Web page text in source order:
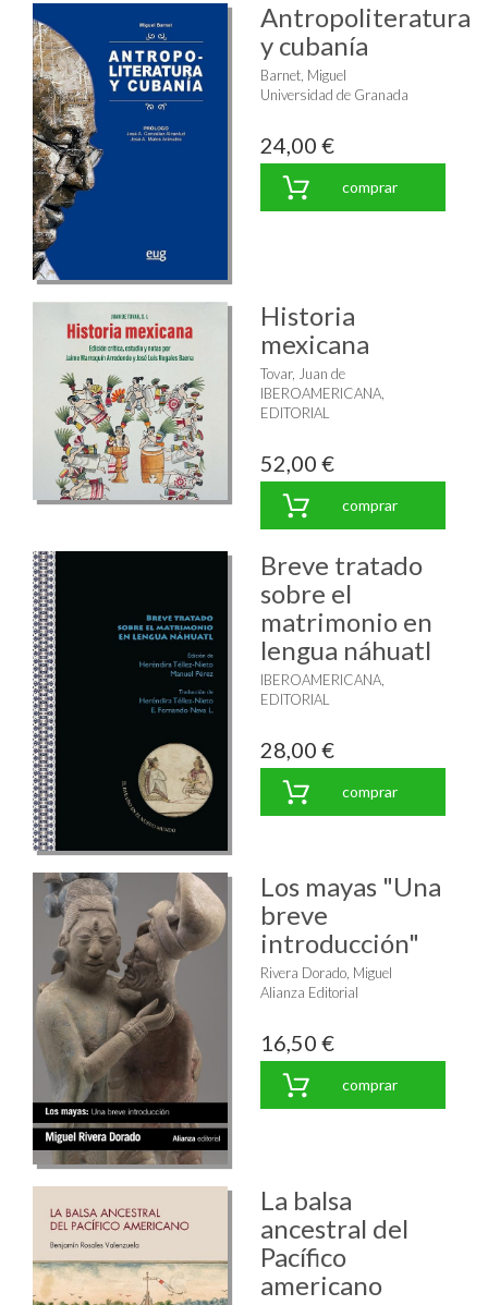
Antropoliteratura
y cubanía
Barnet, Miguel
Universidad de Granada
24,00 €
comprar
Historia
mexicana
Tovar, Juan de
IBEROAMERICANA,
EDITORIAL
52,00 €
comprar
Breve tratado
sobre el
matrimonio en
lengua náhuatl
IBEROAMERICANA,
EDITORIAL
28,00 €
comprar
Los mayas "Una
breve
introducción"
Rivera Dorado, Miguel
Alianza Editorial
16,50 €
comprar
La balsa
ancestral del
Pacífico
americano